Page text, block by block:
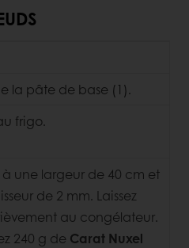
la pâte de base (1).
frigo.
à une largeur de 40 cm et
de 2 mm. Laissez
au congélateur.
240 g de Carat Nuxel